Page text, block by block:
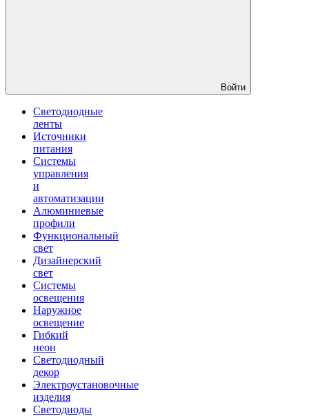
Войти
Светодиодные
ленты
Источники
питания
Системы
управления
и
автоматизации
Алюминиевые
профили
Функциональный
свет
Дизайнерский
свет
Системы
освещения
Наружное
освещение
Гибкий
неон
Светодиодный
декор
Электроустановочные
изделия
Светодиоды